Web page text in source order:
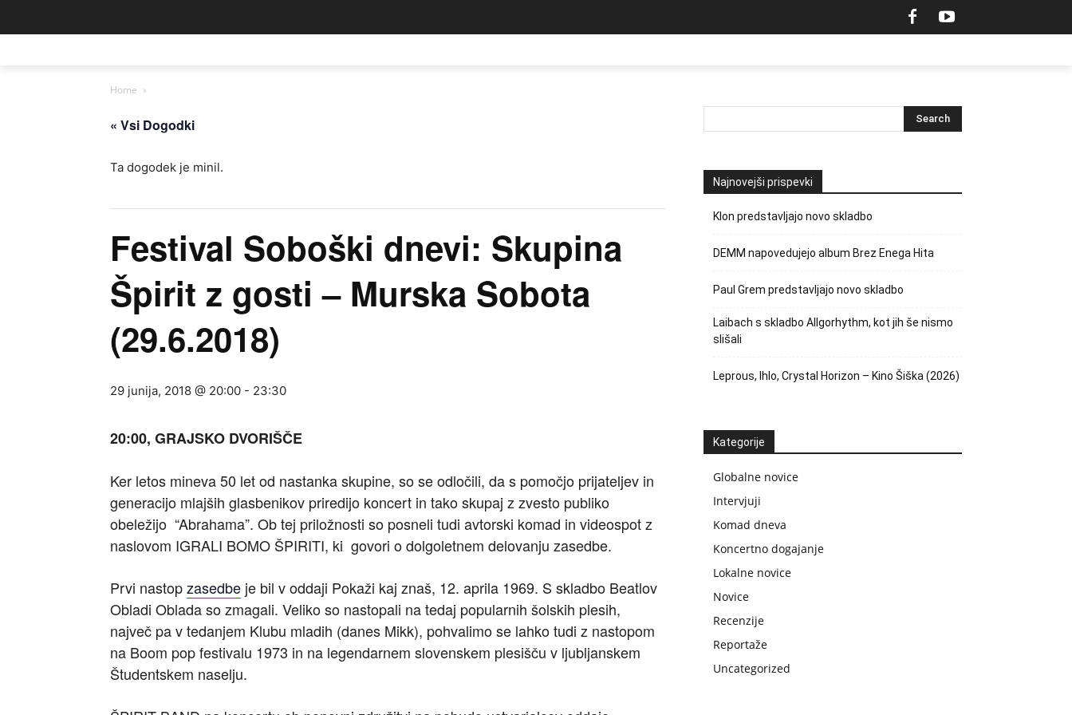
Home
« Vsi Dogodki
Ta dogodek je minil.
Festival Soboški dnevi: Skupina
Špirit z gosti – Murska Sobota
(29.6.2018)
29 junija, 2018 @ 20:00 - 23:30
20:00, GRAJSKO DVORIŠČE
Ker letos mineva 50 let od nastanka skupine, so se odločili, da s pomočjo prijateljev in
generacijo mlajših glasbenikov priredijo koncert in tako skupaj z zvesto publiko
obeležijo “Abrahama”. Ob tej priložnosti so posneli tudi avtorski komad in videospot z
naslovom IGRALI BOMO ŠPIRITI, ki govori o dolgoletnem delovanju zasedbe.
Prvi nastopzasedbe je bil v oddaji Pokaži kaj znaš, 12. aprila 1969. S skladbo Beatlov
Obladi Oblada so zmagali. Veliko so nastopali na tedaj popularnih šolskih plesih,
največ pa v tedanjem Klubu mladih (danes Mikk), pohvalimo se lahko tudi z nastopom
na Boom pop festivalu 1973 in na legendarnem slovenskem plesišču v ljubljanskem
Študentskem naselju.
Najnovejši prispevki
Klon predstavljajo novo skladbo
DEMM napovedujejo album Brez Enega Hita
Paul Grem predstavljajo novo skladbo
Laibach s skladbo Allgorhythm, kot jih še nismo
slišali
Leprous, Ihlo, Crystal Horizon – Kino Šiška (2026)
Kategorije
Globalne novice
Intervjuji
Komad dneva
Koncertno dogajanje
Lokalne novice
Novice
Recenzije
Reportaže
Uncategorized